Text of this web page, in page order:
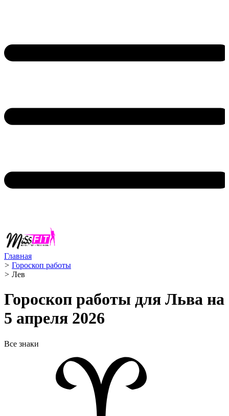
Главная
> Гороскоп работы
> Лев ️
Гороскоп работы для Льва на
5 апреля 2026
Все знаки